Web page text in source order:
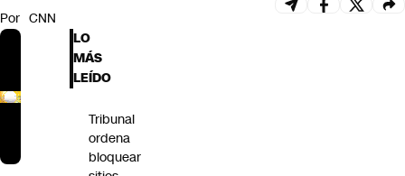
Por CNN
LO
MÁS
LEÍDO
Tribunal
ordena
bloquear